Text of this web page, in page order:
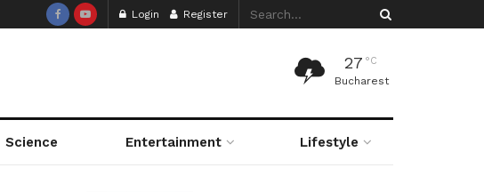
Login Register
27 °C
Bucharest
Science Entertainment Lifestyle